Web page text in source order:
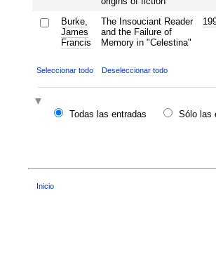
Burke,
James
Francis
The Insouciant Reader
and the Failure of
Memory in "Celestina"
Seleccionar todo Deseleccionar todo
Todas las entradas
Sólo las
Inicio